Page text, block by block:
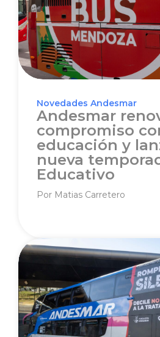
Novedades Andesmar
Andesmar
compromiso
educación y
nueva
Educativo
Por Matias Carretero